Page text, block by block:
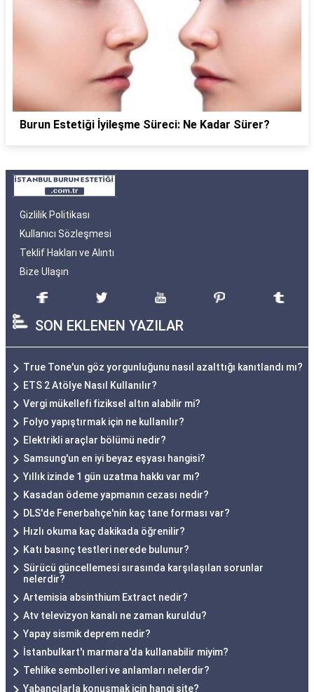
Burun Estetiği İyileşme Süreci: Ne Kadar Sürer?
Gizlilik Politikası
Kullanıcı Sözleşmesi
Teklif Hakları ve Alıntı
Bize Ulaşın
SON EKLENEN YAZILAR
True Tone'un göz yorgunluğunu nasıl azalttığı kanıtlandı mı?
ETS 2 Atölye Nasıl Kullanılır?
Vergi mükellefi fiziksel altın alabilir mi?
Folyo yapıştırmak için ne kullanılır?
Elektrikli araçlar bölümü nedir?
Samsung'un en iyi beyaz eşyası hangisi?
Yıllık izinde 1 gün uzatma hakkı var mı?
Kasadan ödeme yapmanın cezası nedir?
DLS'de Fenerbahçe'nin kaç tane forması var?
Hızlı okuma kaç dakikada öğrenilir?
Katı basınç testleri nerede bulunur?
Sürücü güncellemesi sırasında karşılaşılan sorunlar
nelerdir?
Artemisia absinthium Extract nedir?
Atv televizyon kanalı ne zaman kuruldu?
Yapay sismik deprem nedir?
İstanbulkart'ı marmara'da kullanabilir miyim?
Tehlike sembolleri ve anlamları nelerdir?
Yabancılarla konuşmak için hangi site?